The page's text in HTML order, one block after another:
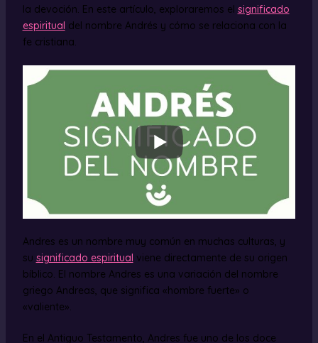
la devoción. En este artículo, exploraremos el significado
espiritual del nombre Andrés y cómo se relaciona con la
fe cristiana.
Andres es un nombre muy común en muchas culturas, y
su significado espiritual viene directamente de su origen
bíblico. El nombre Andres es una variación del nombre
griego Andreas, que significa «hombre fuerte» o
«valiente».
En el Antiguo Testamento, Andres fue uno de los doce